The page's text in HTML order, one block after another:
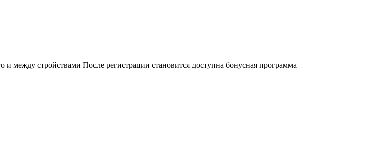
и между стройствами После регистрации становится доступна бонусная программа